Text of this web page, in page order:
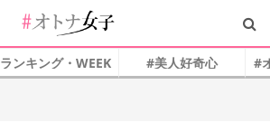
ランキング・WEEK #美人好奇心 #